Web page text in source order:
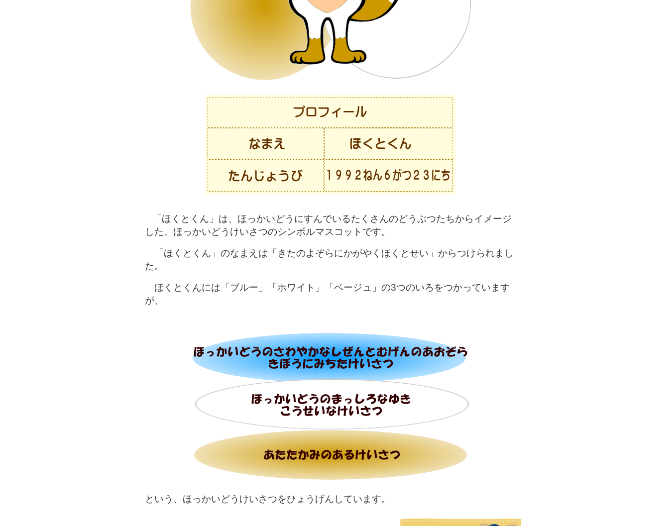
「ほくとくん」は、ほっかいどうにすんでいるたくさんのどうぶつたちからイメージ
した、ほっかいどうけいさつのシンボルマスコットです。
「ほくとくん」のなまえは「きたのよぞらにかがやくほくとせい」からつけられまし
た。
ほくとくんには「ブルー」「ホワイト」「ベージュ」の3つのいろをつかっています
が、
という、ほっかいどうけいさつをひょうげんしています。